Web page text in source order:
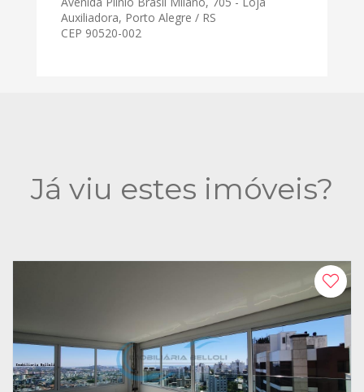
Auxiliadora, Porto Alegre / RS
CEP 90520-002
Já viu estes imóveis?